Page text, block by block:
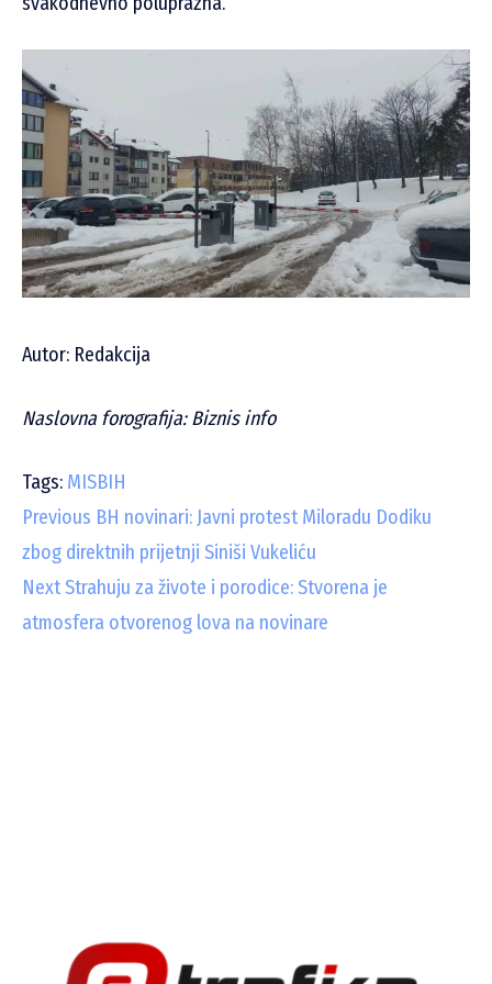
Autor: Redakcija
Naslovna forografija: Biznis info
Tags: MISBIH
C
o
n
Previous BH novinari: Javni protest Miloradu Dodiku
zbog direktnih prijetnji Siniši Vukeliću
NextStrahuju za živote i porodice: Stvorena je
atmosfera otvorenog lova na novinare